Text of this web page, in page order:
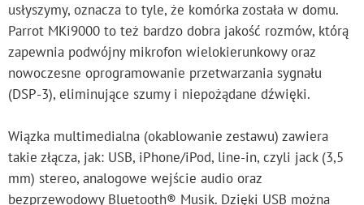
usłyszymy, oznacza to tyle, że komórka została w domu.
Parrot MKi9000 to też bardzo dobra jakość rozmów, którą
zapewnia podwójny mikrofon wielokierunkowy oraz
nowoczesne oprogramowanie przetwarzania sygnału
(DSP-3), eliminujące szumy i niepożądane dźwięki.
Wiązka multimedialna (okablowanie zestawu) zawiera
takie złącza, jak: USB, iPhone/iPod, line-in, czyli jack (3,5
mm) stereo, analogowe wejście audio oraz
bezprzewodowy Bluetooth® Musik. Dzięki USB można